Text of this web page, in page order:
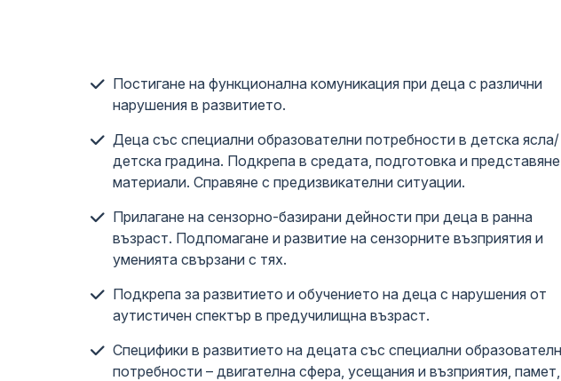
Постигане на функционална комуникация при деца с различни
нарушения в развитието.
Деца със специални образователни потребности в детска ясла/
детска градина. Подкрепа в средата, подготовка и
материали. Справяне с предизвикателни ситуации.
Прилагане на сензорно-базирани дейности при деца в ранна
възраст. Подпомагане и развитие на сензорните възприятия и
уменията свързани с тях.
Подкрепа за развитието и обучението на деца с нарушения от
аутистичен спектър в предучилищна възраст.
Специфики в развитието на децата със специални
потребности – двигателна сфера, усещания и възприятия, памет,